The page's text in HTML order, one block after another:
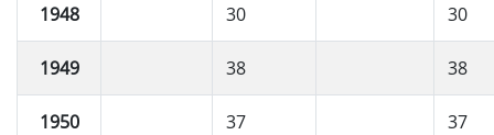
1948 30 30
1949 38 38
1950 37 37